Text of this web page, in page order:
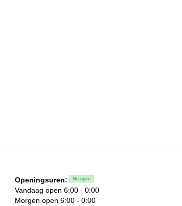
Openingsuren: Nu open
Vandaag open 6:00 - 0:00
Morgen open 6:00 - 0:00